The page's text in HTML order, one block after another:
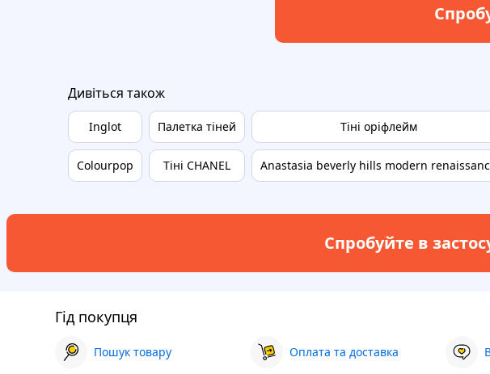
Дивіться також
Inglot
Colourpop
Палетка тіней
Тіні CHANEL
Тіні оріфлейм
Anastasia beverly hills modern
Спробуйте в
Гід покупця
Пошук товару Оплата та доставка